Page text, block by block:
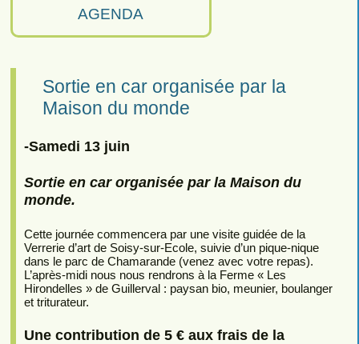
AGENDA
Sortie en car organisée par la
Maison du monde
-Samedi 13 juin
Sortie en car organisée par la Maison du
monde.
Cette journée commencera par une visite guidée de la
Verrerie d’art de Soisy-sur-Ecole, suivie d’un pique-nique
dans le parc de Chamarande (venez avec votre repas).
L’après-midi nous nous rendrons à la Ferme « Les
Hirondelles » de Guillerval : paysan bio, meunier, boulanger
et triturateur.
Une contribution de 5 € aux frais de la